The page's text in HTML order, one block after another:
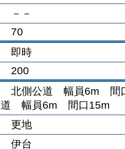
－－
70
即時
200
北側公道 幅員6m 間
道 幅員6m 間口15m
更地
伊台